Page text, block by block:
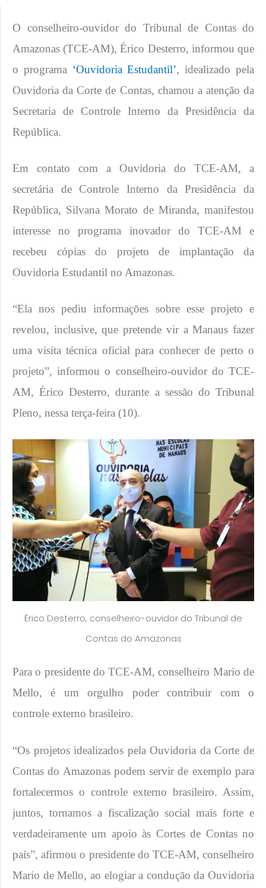
O conselheiro-ouvidor do Tribunal de Contas do
Amazonas (TCE-AM), Érico Desterro, informou que
o programa ‘Ouvidoria Estudantil’, idealizado pela
Ouvidoria da Corte de Contas, chamou a atenção da
Secretaria de Controle Interno da Presidência da
República.
Em contato com a Ouvidoria do TCE-AM, a
secretária de Controle Interno da Presidência da
República, Silvana Morato de Miranda, manifestou
interesse no programa inovador do TCE-AM e
recebeu cópias do projeto de implantação da
Ouvidoria Estudantil no Amazonas.
“Ela nos pediu informações sobre esse projeto e
revelou, inclusive, que pretende vir a Manaus fazer
uma visita técnica oficial para conhecer de perto o
projeto”, informou o conselheiro-ouvidor do TCE-
AM, Érico Desterro, durante a sessão do Tribunal
Pleno, nessa terça-feira (10).
Érico Desterro, conselheiro-ouvidor do Tribunal de
Contas do Amazonas
Para o presidente do TCE-AM, conselheiro Mario de
Mello, é um orgulho poder contribuir com o
controle externo brasileiro.
“Os projetos idealizados pela Ouvidoria da Corte de
Contas do Amazonas podem servir de exemplo para
fortalecermos o controle externo brasileiro. Assim,
juntos, tornamos a fiscalização social mais forte e
verdadeiramente um apoio às Cortes de Contas no
país”, afirmou o presidente do TCE-AM, conselheiro
Mario de Mello, ao elogiar a condução da Ouvidoria